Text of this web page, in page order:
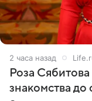
2 часа назад
Роза
знакомства до